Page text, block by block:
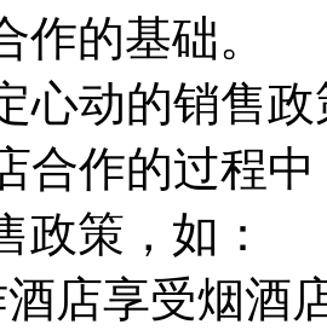
作的基础。
心动的销售政
作的过程中
政策，如：
店享受烟酒